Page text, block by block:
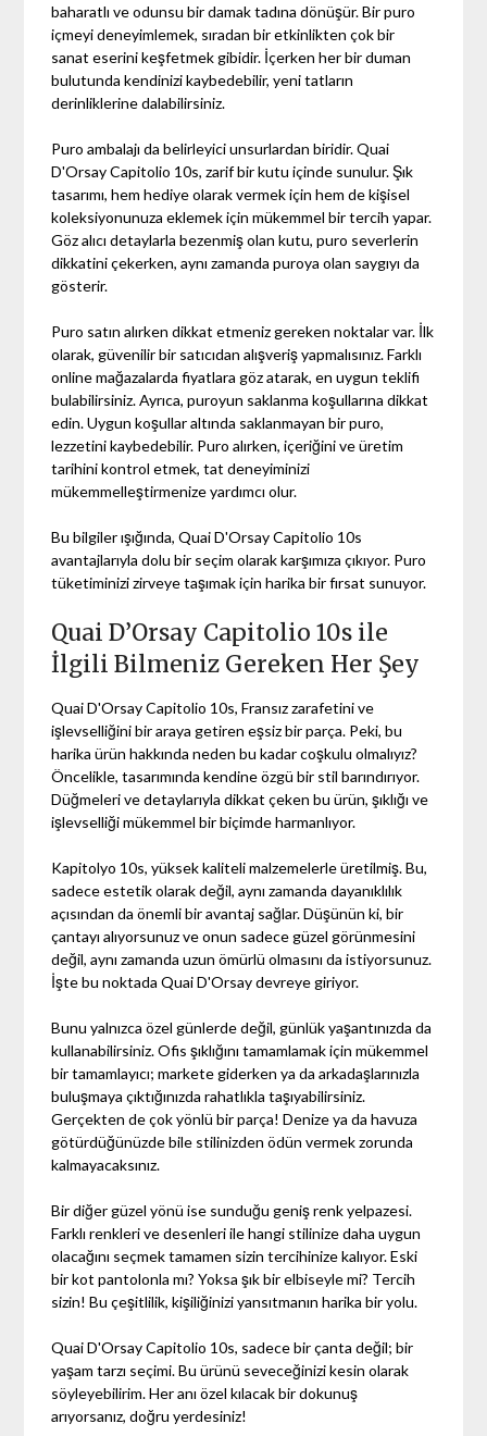
baharatlı ve odunsu bir damak tadına dönüşür. Bir puro
içmeyi deneyimlemek, sıradan bir etkinlikten çok bir
sanat eserini keşfetmek gibidir. İçerken her bir duman
bulutunda kendinizi kaybedebilir, yeni tatların
derinliklerine dalabilirsiniz.
Puro ambalajı da belirleyici unsurlardan biridir. Quai
D'Orsay Capitolio 10s, zarif bir kutu içinde sunulur. Şık
tasarımı, hem hediye olarak vermek için hem de kişisel
koleksiyonunuza eklemek için mükemmel bir tercih yapar.
Göz alıcı detaylarla bezenmiş olan kutu, puro severlerin
dikkatini çekerken, aynı zamanda puroya olan saygıyı da
gösterir.
Puro satın alırken dikkat etmeniz gereken noktalar var. İlk
olarak, güvenilir bir satıcıdan alışveriş yapmalısınız. Farklı
online mağazalarda fiyatlara göz atarak, en uygun teklifi
bulabilirsiniz. Ayrıca, puroyun saklanma koşullarına dikkat
edin. Uygun koşullar altında saklanmayan bir puro,
lezzetini kaybedebilir. Puro alırken, içeriğini ve üretim
tarihini kontrol etmek, tat deneyiminizi
mükemmelleştirmenize yardımcı olur.
Bu bilgiler ışığında, Quai D'Orsay Capitolio 10s
avantajlarıyla dolu bir seçim olarak karşımıza çıkıyor. Puro
tüketiminizi zirveye taşımak için harika bir fırsat sunuyor.
Quai D’Orsay Capitolio 10s ile
İlgili Bilmeniz Gereken Her Şey
Quai D'Orsay Capitolio 10s, Fransız zarafetini ve
işlevselliğini bir araya getiren eşsiz bir parça. Peki, bu
harika ürün hakkında neden bu kadar coşkulu olmalıyız?
Öncelikle, tasarımında kendine özgü bir stil barındırıyor.
Düğmeleri ve detaylarıyla dikkat çeken bu ürün, şıklığı ve
işlevselliği mükemmel bir biçimde harmanlıyor.
Kapitolyo 10s, yüksek kaliteli malzemelerle üretilmiş. Bu,
sadece estetik olarak değil, aynı zamanda dayanıklılık
açısından da önemli bir avantaj sağlar. Düşünün ki, bir
çantayı alıyorsunuz ve onun sadece güzel görünmesini
değil, aynı zamanda uzun ömürlü olmasını da istiyorsunuz.
İşte bu noktada Quai D'Orsay devreye giriyor.
Bunu yalnızca özel günlerde değil, günlük yaşantınızda da
kullanabilirsiniz. Ofis şıklığını tamamlamak için mükemmel
bir tamamlayıcı; markete giderken ya da arkadaşlarınızla
buluşmaya çıktığınızda rahatlıkla taşıyabilirsiniz.
Gerçekten de çok yönlü bir parça! Denize ya da havuza
götürdüğünüzde bile stilinizden ödün vermek zorunda
kalmayacaksınız.
Bir diğer güzel yönü ise sunduğu geniş renk yelpazesi.
Farklı renkleri ve desenleri ile hangi stilinize daha uygun
olacağını seçmek tamamen sizin tercihinize kalıyor. Eski
bir kot pantolonla mı? Yoksa şık bir elbiseyle mi? Tercih
sizin! Bu çeşitlilik, kişiliğinizi yansıtmanın harika bir yolu.
Quai D'Orsay Capitolio 10s, sadece bir çanta değil; bir
yaşam tarzı seçimi. Bu ürünü seveceğinizi kesin olarak
söyleyebilirim. Her anı özel kılacak bir dokunuş
arıyorsanız, doğru yerdesiniz!